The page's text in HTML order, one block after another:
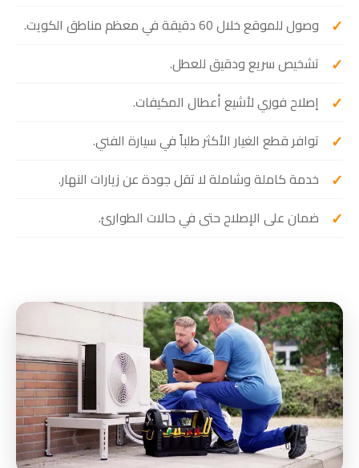
وصول للموقع خلال 60 دقيقة في معظم مناطق الكويت.
تشخيص سريع ودقيق للعطل.
إصلاح فوري لأشيع أعطال المكيفات.
توافر قطع الغيار الأكثر طلباً في سيارة الفني.
خدمة كاملة وشاملة لا تقل جودة عن زيارات النهار.
ضمان على الإصلاح حتى في حالات الطوارئ.